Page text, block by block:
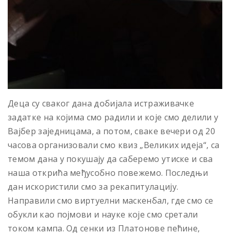
Деца су сваког дана добијала истраживачке
задатке на којима смо радили и које смо делили у
Вајбер заједницама, а потом, сваке вечери од 20
часова организовали смо квиз „Великих идеја“, са
темом дана у покушају да саберемо утиске и сва
наша открића међусобно повежемо. Последњи
дан искористили смо за рекапитулацију.
Направили смо виртуелни маскенбал, где смо се
обукли као појмови и науке које смо сретали
током кампа. Од сенки из Платонове пећине,